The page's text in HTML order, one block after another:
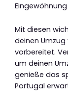
Mit diesen
deinen
vorbereitet.
um deinen
genieße das
Portugal